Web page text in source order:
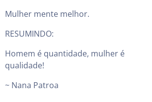
Mulher mente melhor.
RESUMINDO:
Homem é quantidade, mulher é
qualidade!
~ Nana Patroa